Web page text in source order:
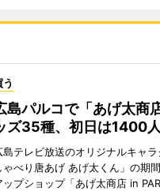
う
島パルコで「あげ太
ズ35種、初日は1400
島テレビ放送のオリジナルキャ
ゃべり唐あげ あげ太くん」の期
ップショップ「あげ太商店 in